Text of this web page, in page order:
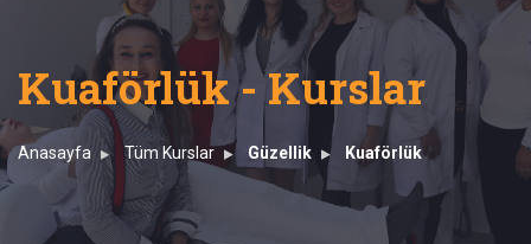
Kuaförlük - Kurslar
Anasayfa Tüm Kurslar Güzellik Kuaförlük